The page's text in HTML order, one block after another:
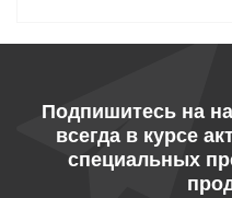
Подпишитесь на
всегда в курсе
специальных